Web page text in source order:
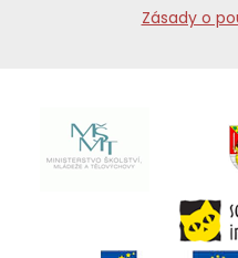
Zásady o